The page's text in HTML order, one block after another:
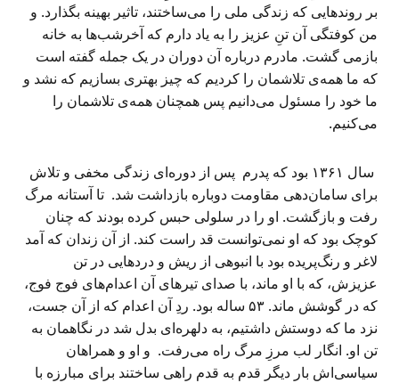
بر روندهایی که زندگی ملی را می‌ساختند، تاثیر بهینه بگذارد. و
من کوفتگی آن تنِ عزیز را به یاد دارم که آخرشب‌ها به خانه
بازمی گشت. مادرم درباره آن دوران در یک جمله گفته است
که ما همه‌ی تلاشمان را کردیم که چیز بهتری بسازیم که نشد و
ما خود را مسئول می‌دانیم پس همچنان همه‌ی تلاشمان را
می‌کنیم.
سال ۱۳۶۱ بود که پدرم پس از دوره‌ای زندگی مخفی و تلاش
برای سامان‌دهی مقاومت دوباره بازداشت شد. تا آستانه مرگ
رفت و بازگشت. او را در سلولی حبس کرده بودند که چنان
کوچک بود که او نمی‌توانست قد راست کند. از آن زندان که آمد
لاغر و رنگ‌پریده بود با انبوهی از ریش و دردهایی در تن
عزیزش، که با او ماند، با صدای تیرهای آن اعدام‌های فوج فوج،
که در گوشش ماند. ۵۳ ساله بود. ردِ آن اعدام که از آن جست،
نزد ما که دوستش داشتیم، به دلهره‌ای بدل شد در نگاهمان به
تن او. انگار لب مرزِ مرگ راه می‌رفت. و او و همراهان
سیاسی‌اش بار دیگر قدم به قدم راهی ساختند برای مبارزه با